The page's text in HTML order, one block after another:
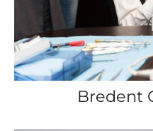
Bredent